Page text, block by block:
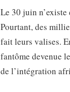
Le 30 juin
Pourtant, des
fait leurs valises.
fantôme devenue
de l’intégration